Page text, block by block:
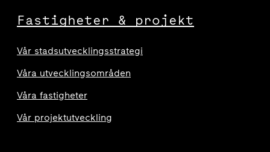
Fastigheter & projekt
Vår stadsutvecklingsstrategi
Våra utvecklingsområden
Våra fastigheter
Vår projektutveckling